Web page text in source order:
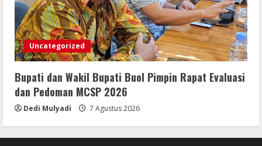
Uncategorized
Bupati dan Wakil Bupati Buol Pimpin Rapat Evaluasi
dan Pedoman MCSP 2026
Dedi Mulyadi 7 Agustus 2026